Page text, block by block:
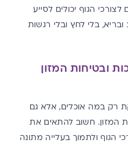
הגוף יכולים לסייע
ובריא, בלי לחץ ובלי רגשות
ובטיחות המזון
רק במה אוכלים, אלא גם
המזון. חשוב להתאים את
הגוף ולתמוך בעלייה מתונה